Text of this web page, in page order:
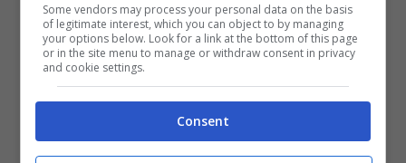
Some vendors may process your personal data on the basis
of legitimate interest, which you can object to by managing
your options below. Look for a link at the bottom of this page
or in the site menu to manage or withdraw consent in privacy
and cookie settings.
Consent